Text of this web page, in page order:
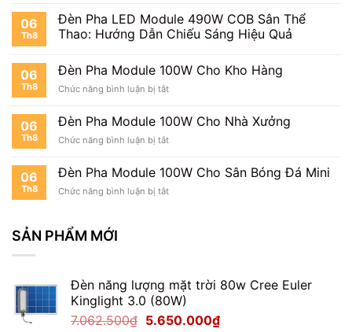
Driver
Đèn
Pha
Có
Không?
06
Th8
Đèn Pha LED Module 490W COB Sân Thể
Thao: Hướng Dẫn Chiếu Sáng Hiệu Quả
06
Th8
Đèn Pha Module 100W Cho Kho Hàng
Chức năng bình luận bị tắtở
Pha
Module
100W
Kho
06
Th8
Đèn Pha Module 100W Cho Nhà Xưởng
Chức năng bình luận bị tắtở
Pha
Module
100W
06
Th8
Đèn Pha Module 100W Cho Sân Bóng Đá Mini
Chức năng bình luận bị tắtở
Bóng
Đá
Mini
SẢN PHẨM MỚI
Đèn năng lượng mặt trời 80w Cree Euler
Kinglight 3.0 (80W)
7.062.500₫ Giá
5.650.000₫Giá